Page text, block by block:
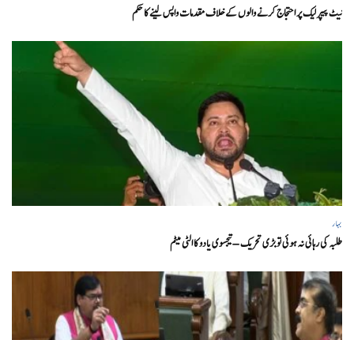
نیٹ پیپر لیک پر احتجاج کرنے والوں کے خلاف مقدمات واپس لینے کا حکم
بہار
طلبہ کی رہائی نہ ہوئی تو بڑی تحریک – تیجسوی یادو کا الٹی میٹم